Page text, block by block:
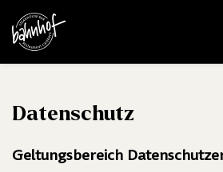
Datenschutz
Geltungsbereich